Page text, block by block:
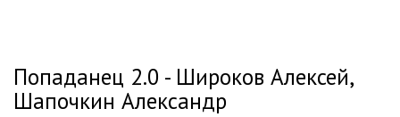
Попаданец 2.0 - Широков Алексей,
Шапочкин Александр